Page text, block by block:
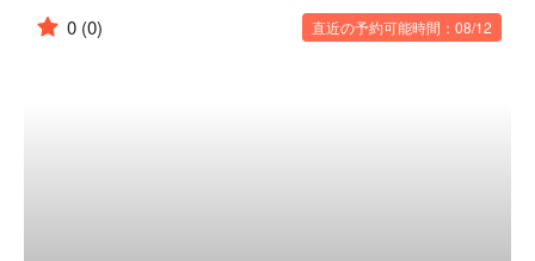
0 (0) 直近の予約可能時間：08/12